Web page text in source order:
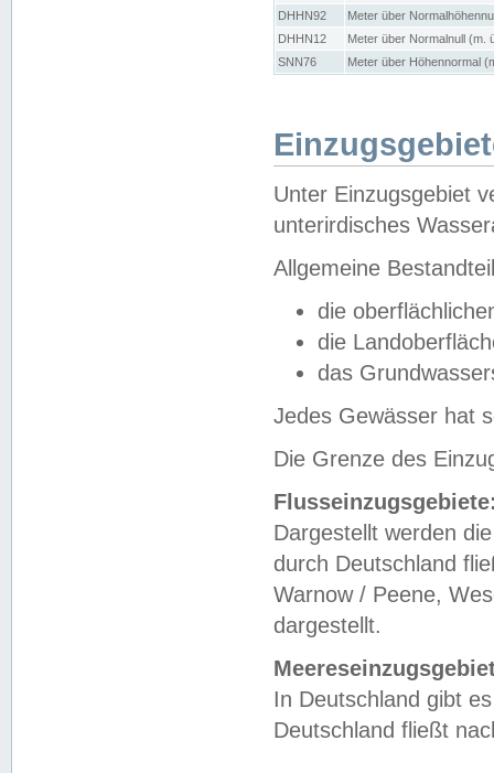
DHHN92
Meter über
DHHN12
Meter über Normalnull (m.
SNN76
Meter über Höhennormal
Unter Einzugsgebiet
unterirdisches
Allgemeine
die
die
das
Jedes Gewässer hat
Die Grenze des
Dargestellt werden
durch Deutschland
Warnow / Peene,
dargestellt.
In Deutschland gibt
Deutschland fließt